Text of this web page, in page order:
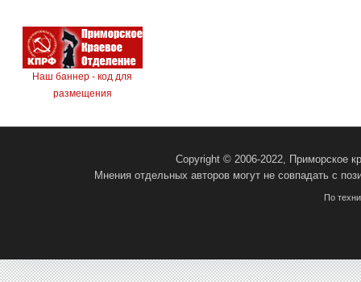
Наш баннер - код для
размещения
Copyright © 2006-2022, Приморское
Мнения отдельных авторов могут не совпадать с
По